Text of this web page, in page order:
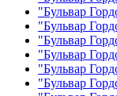
"Бульвар
"Бульвар
"Бульвар
"Бульвар
"Бульвар
"Бульвар